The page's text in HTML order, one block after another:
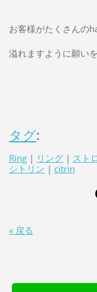
お客様がたくさんの
溢れますように願い
タグ:
Ring | リング | スト
シトリン | citrin
« 戻る